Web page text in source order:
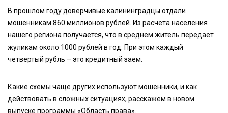
В прошлом году доверчивые калининградцы отдали
мошенникам 860 миллионов рублей. Из расчета населения
нашего региона получается, что в среднем житель передает
жуликам около 1000 рублей в год. При этом каждый
четвертый рубль – это кредитный заем.
Какие схемы чаще других используют мошенники, и как
действовать в сложных ситуациях, расскажем в новом
выпуске программы «Область права».